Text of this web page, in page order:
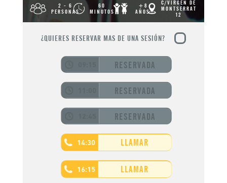
2 - 6
PERSONAS
60
MINUTOS
+8
AÑOS
C/VIRGEN DE
MONTSERRAT
12
¿QUIERES RESERVAR MAS DE UNA SESIÓN?
RESERVADA
RESERVADA
RESERVADA
14:30 LLAMAR
16:15 LLAMAR